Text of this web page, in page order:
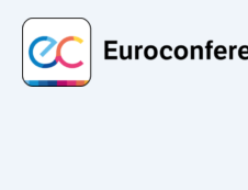
contenuto